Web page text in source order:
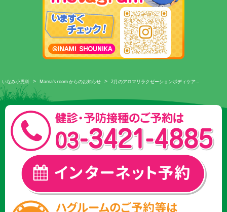
いなみ小児科 > Mama's room からのお知らせ > 2月のアロマリラクゼーションボディケア…